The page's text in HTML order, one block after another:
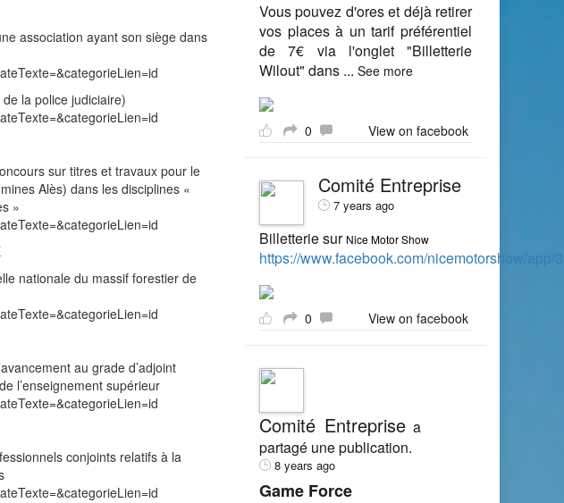
association ayant son siège dans
la police judiciaire)
sur titres et travaux pour le
Alès) dans les disciplines «
»
nationale du massif forestier de
au grade d’adjoint
l’enseignement supérieur
conjoints relatifs à la
Vous pouvez d'ores et déjà retirer
vos places à un tarif préférentiel
de 7€ via l'onglet "Billetterie
Wilout" dans ... See more
0 View on facebook
Comité Entreprise
7 years ago
Billetterie sur Nice Motor Show
https://www.facebook.com/nicemotorshow/app/
0 View on facebook
Comité Entreprisea
partagé une publication.
8 years ago
Game Force